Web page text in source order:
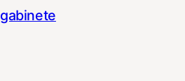
gabinete